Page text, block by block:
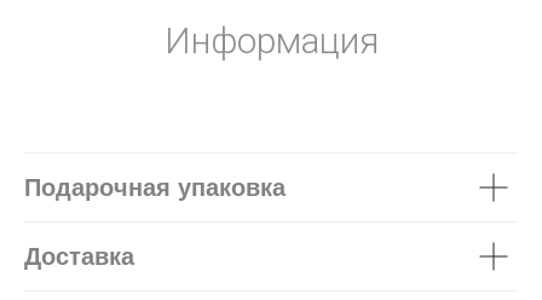
Информация
Подарочная упаковка
Доставка